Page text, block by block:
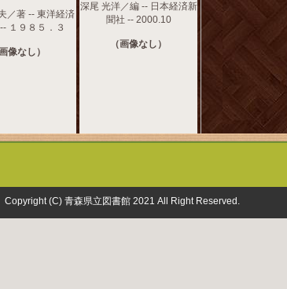
／著 -- 東洋経済
１９８５．３
画像なし）
深尾 光洋／編 -- 日本経済新
聞社 -- 2000.10
（画像なし）
Copyright (C) 青森県立図書館 2021 All Right Reserved.